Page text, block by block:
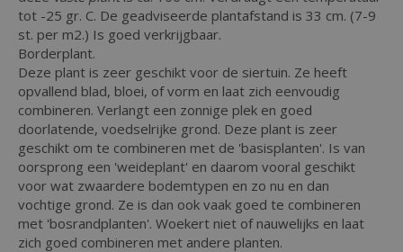
tot -25 gr. C. De geadviseerde plantafstand is 33 cm. (7-9
st. per m2.) Is goed verkrijgbaar.
Borderplant.
Deze plant is zeer geschikt voor de siertuin. Ze heeft
opvallend blad, bloei, of vorm en laat zich eenvoudig
combineren. Verlangt een zonnige plek en goed
doorlatende, voedselrijke grond. Deze plant is zeer
geschikt om te combineren met de 'basisplanten'. Is van
oorsprong een 'weideplant' en daarom vooral geschikt
voor wat zwaardere bodemtypen en zo nu en dan
vochtige grond. Ze is dan ook vaak goed te combineren
met 'bosrandplanten'. Woekert niet of nauwelijks en laat
zich goed combineren met andere planten.